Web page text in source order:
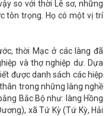
so với thời Lê sơ, những
tôn trọng. Họ có một vị trí
thời Mạc ở các làng đã
và thợ nghiệp dư. Dựa
được danh sách các hiệp
trong những làng nghề
Bắc Bộ như: làng Hồng
xã Tứ Kỳ (Tứ Kỳ, Hải